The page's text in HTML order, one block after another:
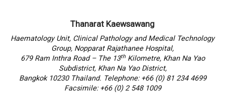
Thanarat Kaewsawang
Haematology Unit, Clinical Pathology and Medical Technology
Group, Nopparat Rajathanee Hospital,
679 Ram Inthra Road – The 13thKilometre, Khan Na Yao
Subdistrict, Khan Na Yao District,
Bangkok 10230 Thailand. Telephone: +66 (0) 81 234 4699
Facsimile: +66 (0) 2 548 1009